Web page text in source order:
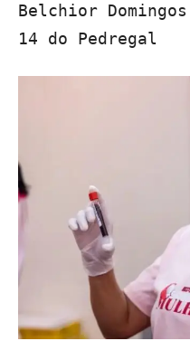
Belchior
14 do Pedregal